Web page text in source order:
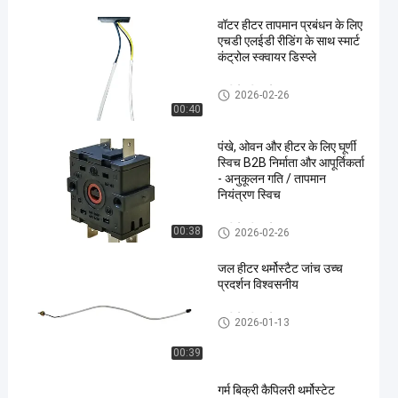
00:40
वॉटर हीटर तापमान प्रबंधन के लिए
एचडी एलईडी रीडिंग के साथ स्मार्ट
कंट्रोल स्क्वायर डिस्प्ले
पानी के हीटर के सामान
2026-02-26
00:38
पंखे, ओवन और हीटर के लिए घूर्णी
स्विच B2B निर्माता और आपूर्तिकर्ता
- अनुकूलन गति / तापमान
नियंत्रण स्विच
पानी के हीटर के सामान
2026-02-26
00:39
जल हीटर थर्मोस्टैट जांच उच्च
प्रदर्शन विश्वसनीय
पानी के हीटर के सामान
2026-01-13
गर्म बिक्री कैपिलरी थर्मोस्टेट